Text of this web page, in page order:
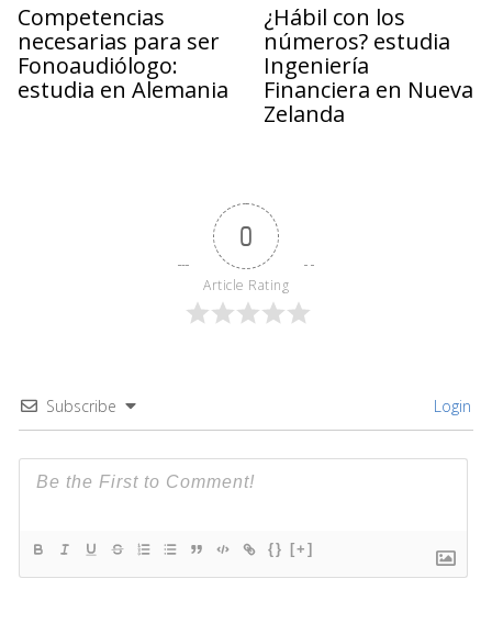
Competencias
necesarias para ser
Fonoaudiólogo:
estudia en Alemania
¿Hábil con los
números? estudia
Ingeniería
Financiera en Nueva
Zelanda
0
Article Rating
Subscribe Login
{} [+]